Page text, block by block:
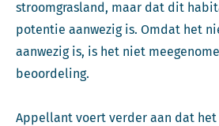
stroomgrasland, maar dat dit
potentie aanwezig is. Omdat het
aanwezig is, is het niet
beoordeling.
Appellant voert verder aan dat het